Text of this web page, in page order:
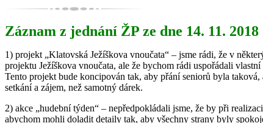
Záznam z jednání ŽP ze dne 14. 11. 2018
1) projekt „Klatovská Ježíškova vnoučata“ – jsme rádi, že v
projektu Ježíškova vnoučata, ale že bychom rádi uspořádali
Tento projekt bude koncipován tak, aby přání seniorů byla
setkání a zájem, než samotný dárek.
2) akce „hudební týden“ – nepředpokládali jsme, že by při
abychom mohli doladit detaily tak, aby všechny strany byly